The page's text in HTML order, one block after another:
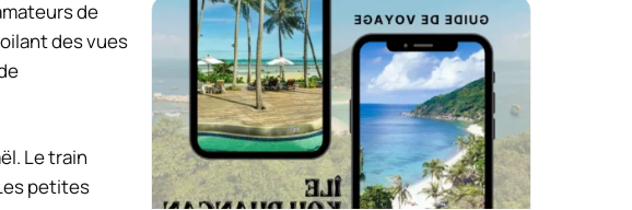
de
des vues
Le train
petites